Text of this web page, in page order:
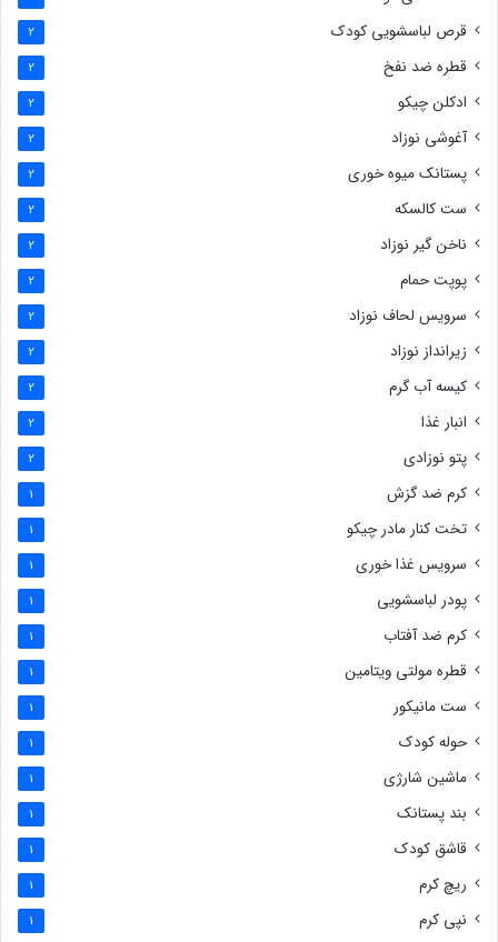
قرص لباسشویی کودک 2
قطره ضد نفخ 2
ادکلن چیکو 2
آغوشی نوزاد 2
پستانک میوه خوری 2
ست کالسکه 2
ناخن گیر نوزاد 2
پوپت حمام 2
سرویس لحاف نوزاد 2
زیرانداز نوزاد 2
کیسه آب گرم 2
انبار غذا 2
پتو نوزادی 2
کرم ضد گزش 1
تخت کنار مادر چیکو 1
سرویس غذا خوری 1
پودر لباسشویی 1
کرم ضد آفتاب 1
قطره مولتی ویتامین 1
ست مانیکور 1
حوله کودک 1
ماشین شارژی 1
بند پستانک 1
قاشق کودک 1
ریچ کرم 1
نپی کرم 1